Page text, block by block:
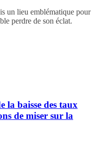
un lieu emblématique pour
perdre de son éclat.
la baisse des taux
de miser sur la